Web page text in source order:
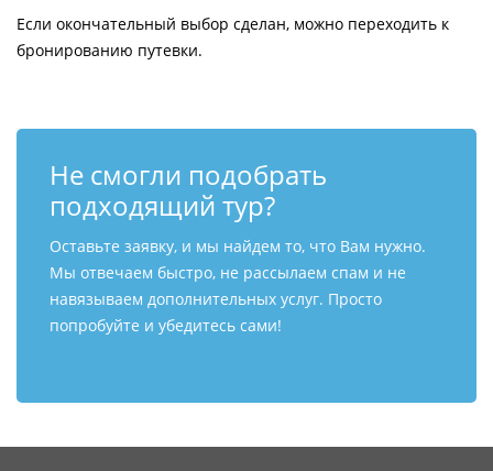
Если окончательный выбор сделан, можно переходить к
бронированию путевки.
Не смогли подобрать
подходящий тур?
Оставьте заявку, и мы найдем то, что Вам нужно.
Мы отвечаем быстро, не рассылаем спам и не
навязываем дополнительных услуг. Просто
попробуйте и убедитесь сами!